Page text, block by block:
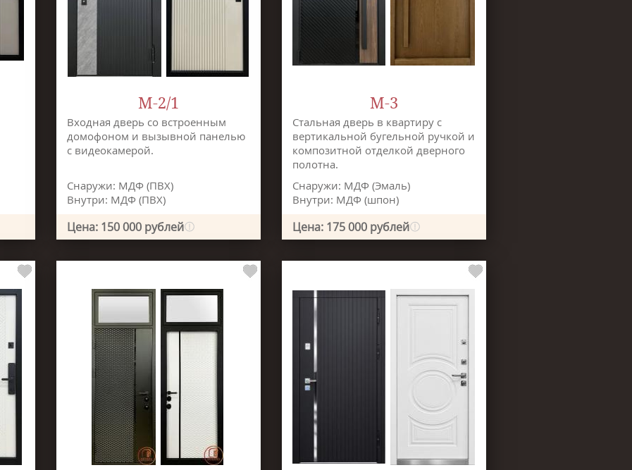
М-2/1
Входная дверь со встроенным
домофоном и вызывной панелью
с видеокамерой.
Снаружи: МДФ (ПВХ)
Внутри: МДФ (ПВХ)
Цена: 150 000 рублей
М-3
Стальная дверь в квартиру с
вертикальной бугельной ручкой и
композитной отделкой дверного
полотна.
Снаружи: МДФ (Эмаль)
Внутри: МДФ (шпон)
Цена: 175 000 рублей